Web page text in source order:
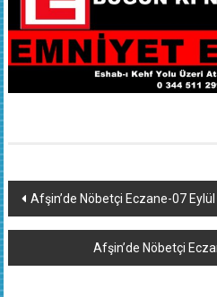
Yazı
dolaşımı
Afşin’de Nöbetçi Eczane-07 Eylül
Afşin’de Nöbetçi